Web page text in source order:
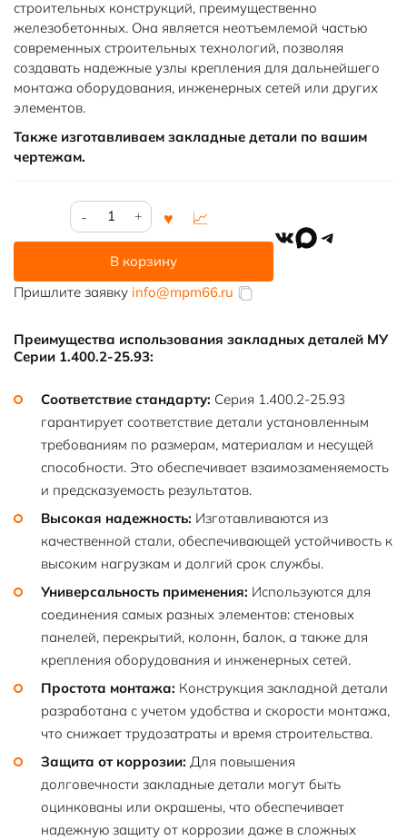
строительных конструкций, преимущественно
железобетонных. Она является неотъемлемой частью
современных строительных технологий, позволяя
создавать надежные узлы крепления для дальнейшего
монтажа оборудования, инженерных сетей или других
элементов.
Также изготавливаем закладные детали по вашим
чертежам.
Количество
товара
деталь
МУ
25.93
В корзину
VKMAXTelegram
Пришлите заявку info@mpm66.ru
Преимущества использования закладных деталей МУ
Серии 1.400.2-25.93:
Соответствие стандарту: Серия 1.400.2-25.93
гарантирует соответствие детали установленным
требованиям по размерам, материалам и несущей
способности. Это обеспечивает взаимозаменяемость
и предсказуемость результатов.
Высокая надежность: Изготавливаются из
качественной стали, обеспечивающей устойчивость к
высоким нагрузкам и долгий срок службы.
Универсальность применения: Используются для
соединения самых разных элементов: стеновых
панелей, перекрытий, колонн, балок, а также для
крепления оборудования и инженерных сетей.
Простота монтажа: Конструкция закладной детали
разработана с учетом удобства и скорости монтажа,
что снижает трудозатраты и время строительства.
Защита от коррозии: Для повышения
долговечности закладные детали могут быть
оцинкованы или окрашены, что обеспечивает
надежную защиту от коррозии даже в сложных